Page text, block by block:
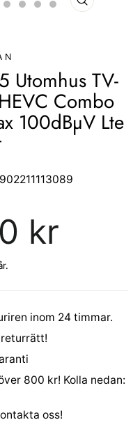
STÄNG
Utomhus TV-
Combo
100dBµV Lte
kr
inom 24 timmar.
800 kr! Kolla nedan:
oss!